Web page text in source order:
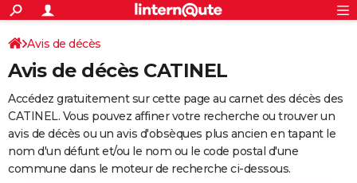
ACTUALITÉS
Politique
Société
Faits Divers
Education
Monde
Villes
+
SPORT
Coupe du monde 2026
Football
Tennis
Cyclisme
Rugby
Forum
Programme TV
TNT
Streaming
Cinéma
Sorties cinéma
Musique
+
FINANCE
Retraite
Epargne
Immobilier
Risques naturels par ville
Banque
Assurance
AUTO
Essais
Réserver un essai
Citadines
Berlines
SUV
Forum auto
+
Avis de décès
Avis de décès CATINEL
Accédez gratuitement sur cette page au carnet des décès des
CATINEL. Vous pouvez affiner votre recherche ou trouver un
avis de décès ou un avis d'obsèques plus ancien en tapant le
nom d'un défunt et/ou le nom ou le code postal d'une
commune dans le moteur de recherche ci-dessous.